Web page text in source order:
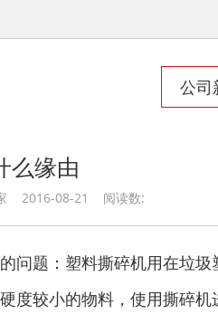
公司
么缘由
2016-08-21 阅读数:
问题：塑料撕碎机用在垃圾
度较小的物料，使用撕碎
RDF燃料生产设备